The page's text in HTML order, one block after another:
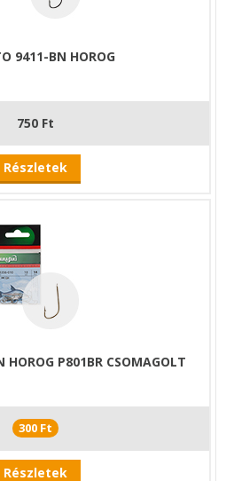
9411-BN HOROG
750 Ft
Részletek
HOROG P801BR CSOMAGOLT
300 Ft
Részletek